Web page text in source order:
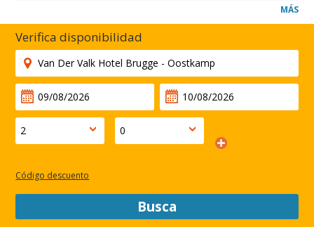
autopista E40 y ofrece aparcamiento gratuito. El restaurante
sirve deliciosa cocina en el cálido ambiente de su entorno,
con estilo. Podrá tomar un refresco en el bar y relajarse en su
ambiente íntimo e informal. El centro de bienestar incluye
sauna, jacuzzi y gimnasio, para el ejercicio y la relajación.
7.5 km from Bruges.
MÁS
Verifica disponibilidad
Código descuento
Busca